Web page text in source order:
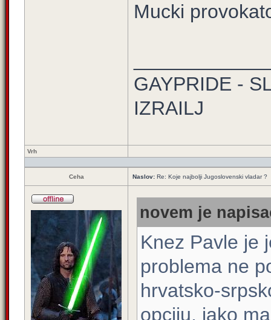
Mucki
GAYPRIDE -
IZRAILJ
Vrh
Ceha Naslov: Re: Koje najbolji Jugoslovenski vladar ?
novem je
Knez Pavle je
problema ne
hrvatsko-
opciju, iako